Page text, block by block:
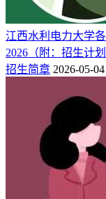
吉林师范大学博达
院
吉林师范大学博达
院
吉林师范大学博达学
吉林师范大学博达学
吉林师范大学博达
江西水利电力大学
2026（附：招生计划
招生简章 2026-05-04